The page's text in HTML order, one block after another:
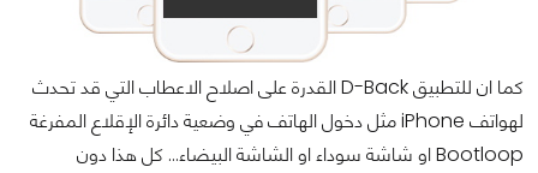
كما ان للتطبيق D-Back القدرة على اصلاح الاعطاب التي قد تحدث
لهواتف iPhone مثل دخول الهاتف في وضعية دائرة الإقلاع المفرغة
Bootloop او شاشة سوداء او الشاشة البيضاء... كل هذا دون